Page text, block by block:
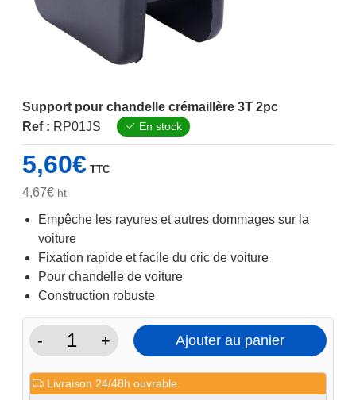
Support pour chandelle crémaillère 3T 2pc
Ref : RP01JS En stock
5,60€ TTC
4,67€ht
Empêche les rayures et autres dommages sur la
voiture
Fixation rapide et facile du cric de voiture
Pour chandelle de voiture
Construction robuste
-
quantité
Support
+ Ajouter au panier
Livraison 24/48h ouvrable.